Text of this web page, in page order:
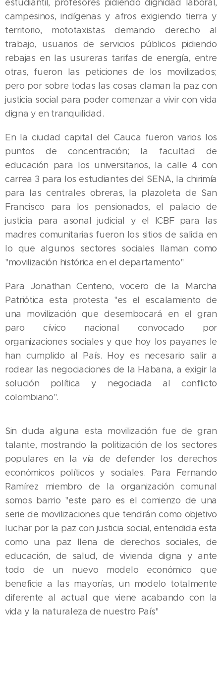
estudiantil, profesores pidiendo dignidad laboral,
campesinos, indígenas y afros exigiendo tierra y
territorio, mototaxistas demando derecho al
trabajo, usuarios de servicios públicos pidiendo
rebajas en las usureras tarifas de energía, entre
otras, fueron las peticiones de los movilizados;
pero por sobre todas las cosas claman la paz con
justicia social para poder comenzar a vivir con vida
digna y en tranquilidad.
En la ciudad capital del Cauca fueron varios los
puntos de concentración; la facultad de
educación para los universitarios, la calle 4 con
carrea 3 para los estudiantes del SENA, la chirimía
para las centrales obreras, la plazoleta de San
Francisco para los pensionados, el palacio de
justicia para asonal judicial y el ICBF para las
madres comunitarias fueron los sitios de salida en
lo que algunos sectores sociales llaman como
"movilización histórica en el departamento"
Para Jonathan Centeno, vocero de la Marcha
Patriótica esta protesta "es el escalamiento de
una movilización que desembocará en el gran
paro cívico nacional convocado por
organizaciones sociales y que hoy los payanes le
han cumplido al País. Hoy es necesario salir a
rodear las negociaciones de la Habana, a exigir la
solución política y negociada al conflicto
colombiano".
Sin duda alguna esta movilización fue de gran
talante, mostrando la politización de los sectores
populares en la vía de defender los derechos
económicos políticos y sociales. Para Fernando
Ramírez miembro de la organización comunal
somos barrio "este paro es el comienzo de una
serie de movilizaciones que tendrán como objetivo
luchar por la paz con justicia social, entendida esta
como una paz llena de derechos sociales, de
educación, de salud, de vivienda digna y ante
todo de un nuevo modelo económico que
beneficie a las mayorías, un modelo totalmente
diferente al actual que viene acabando con la
vida y la naturaleza de nuestro País"